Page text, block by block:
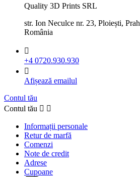
Quality 3D Prints SRL
str. Ion Neculce nr. 23, Ploiești,
România

+4 0720.930.930

Afișează emailul
Contul tău
Contul tău  
Informații personale
Retur de marfă
Comenzi
Note de credit
Adrese
Cupoane